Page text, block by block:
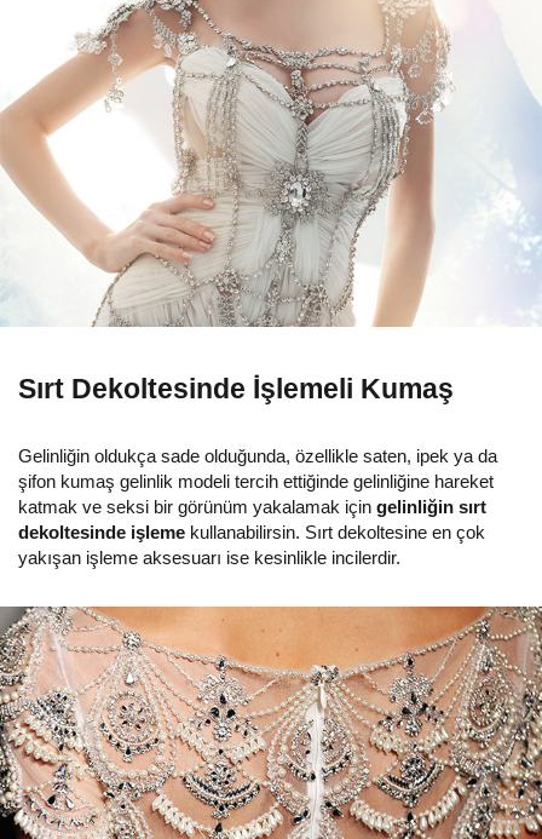
Sırt Dekoltesinde İşlemeli Kumaş
Gelinliğin oldukça sade olduğunda, özellikle saten, ipek ya da
şifon kumaş gelinlik modeli tercih ettiğinde gelinliğine hareket
katmak ve seksi bir görünüm yakalamak için gelinliğin sırt
dekoltesinde işleme kullanabilirsin. Sırt dekoltesine en çok
yakışan işleme aksesuarı ise kesinlikle incilerdir.